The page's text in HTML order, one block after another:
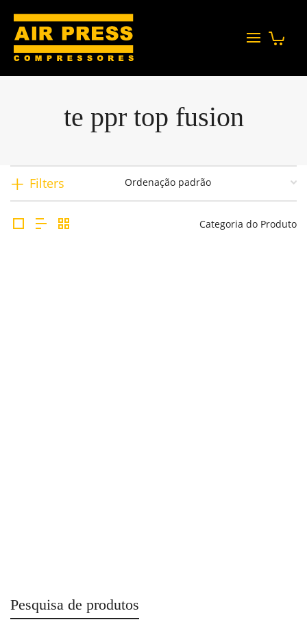
te ppr top fusion
Filters
Categoria do Produto
Pesquisa de produtos